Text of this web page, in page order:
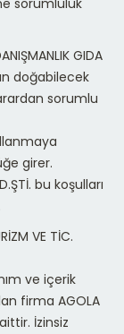
sorumluluk
GIDA
doğabilecek
sorumlu
girer.
bu koşulları
VE TİC.
ve içerik
firma AGOLA
aittir. İzinsiz